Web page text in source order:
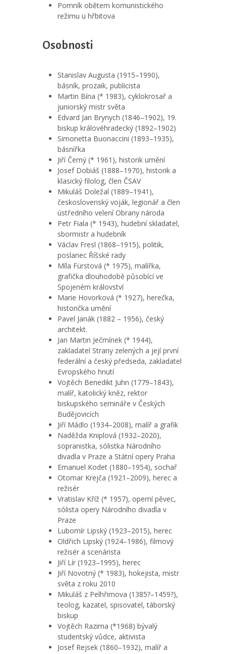
Pomník obětem komunistického
režimu u hřbitova
Osobnosti
Stanislav Augusta (1915–1990),
básník, prozaik, publicista
Martin Bína (* 1983), cyklokrosař a
juniorský mistr světa
Edvard Jan Brynych (1846–1902), 19.
biskup královéhradecký (1892–1902)
Simonetta Buonaccini (1893–1935),
básnířka
Jiří Černý (* 1961), historik umění
Josef Dobiáš (1888–1970), historik a
klasický filolog, člen ČSAV
Mikuláš Doležal (1889–1941),
československý voják, legionář a člen
ústředního velení Obrany národa
Petr Fiala (* 1943), hudební skladatel,
sbormistr a hudebník
Václav Fresl (1868–1915), politik,
poslanec Říšské rady
Míla Fürstová (* 1975), malířka,
grafička dlouhodobě působící ve
Spojeném království
Marie Hovorková (* 1927), herečka,
historička umění
Pavel Janák (1882 – 1956), český
architekt.
Jan Martin Ječmínek (* 1944),
zakladatel Strany zelených a její první
federální a český předseda, zakladatel
Evropského hnutí
Vojtěch Benedikt Juhn (1779–1843),
malíř, katolický kněz, rektor
biskupského semináře v Českých
Budějovicích
Jiří Mádlo (1934–2008), malíř a grafik
Naděžda Kniplová (1932–2020),
sopranistka, sólistka Národního
divadla v Praze a Státní opery Praha
Emanuel Kodet (1880–1954), sochař
Otomar Krejča (1921–2009), herec a
režisér
Vratislav Kříž (* 1957), operní pěvec,
sólista opery Národního divadla v
Praze
Lubomír Lipský (1923–2015), herec
Oldřich Lipský (1924–1986), filmový
režisér a scenárista
Jiří Lír (1923–1995), herec
Jiří Novotný (* 1983), hokejista, mistr
světa z roku 2010
Mikuláš z Pelhřimova (1385?–1459?),
teolog, kazatel, spisovatel, táborský
biskup
Vojtěch Razima (*1968) bývalý
studentský vůdce, aktivista
Josef Rejsek (1860–1932), malíř a